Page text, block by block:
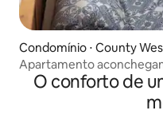
Condomínio ⋅ County
Apartamento
banheiro privativo. Wi-Fi
O conforto de